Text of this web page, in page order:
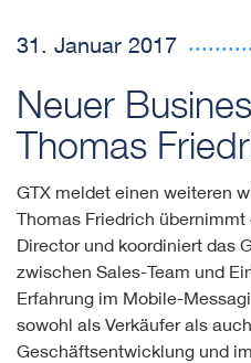
31. Januar 2017
Neuer
Thomas
GTX meldet einen weiteren
Thomas Friedrich
Director und koordiniert das
zwischen Sales-Team und
Erfahrung im Mobile-
sowohl als Verkäufer als
Geschäftsentwicklung und